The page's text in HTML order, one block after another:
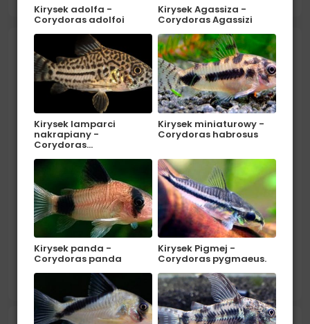
Szczupieńczyk dageta - Epiplatys
dageti
Pochodzenie: Afryka (Liberia, Wybrzeże Kości
Słoniowej). Środowisko: W naturze zamieszkuje
zarośnięte, spokojne wody stojące. Akwarium
powinno być miejscami gęsto zarośnięte roślinami i
udekorowane...
czytaj więcej
Kirysek adolfa -
Corydoras adolfoi
Kirysek Agassiza -
Corydoras Agassizi
Kirysek lamparci
nakrapiany -
Corydoras…
Kirysek miniaturowy -
Corydoras habrosus
Kirysek panda -
Corydoras panda
Kirysek Pigmej -
Corydoras pygmaeus.